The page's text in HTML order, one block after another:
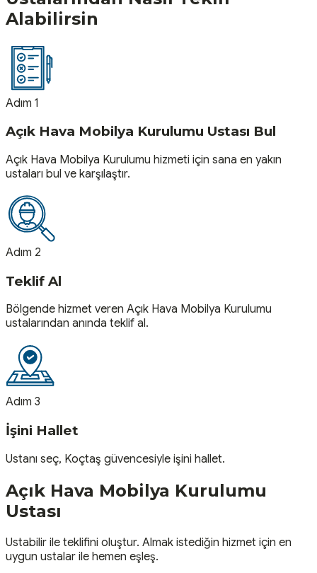
Alabilirsin
Adım 1
Açık Hava Mobilya Kurulumu Ustası Bul
Açık Hava Mobilya Kurulumu hizmeti için sana en yakın
ustaları bul ve karşılaştır.
Adım 2
Teklif Al
Bölgende hizmet veren Açık Hava Mobilya Kurulumu
ustalarından anında teklif al.
Adım 3
İşini Hallet
Ustanı seç, Koçtaş güvencesiyle işini hallet.
Açık Hava Mobilya Kurulumu
Ustası
Ustabilir ile teklifini oluştur. Almak istediğin hizmet için en
uygun ustalar ile hemen eşleş.